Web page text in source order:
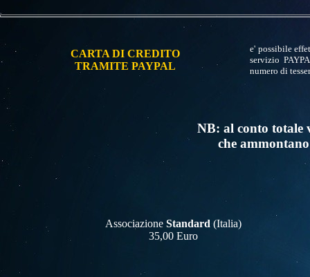
CARTA DI CREDITO
TRAMITE PAYPAL
e' possibile
servizio
numero di
NB: al conto totale
che
Associazione Standard (Italia)
35,00 Euro